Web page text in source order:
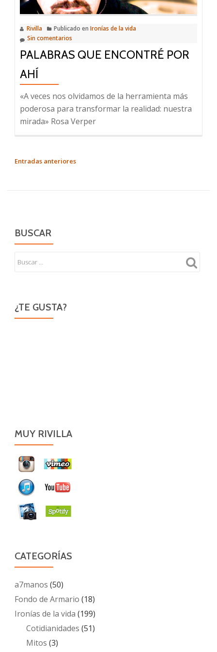
Rivilla Publicado en Ironías de la vida
Sin comentarios
PALABRAS QUE ENCONTRÉ POR
AHÍ
«A veces nos olvidamos de la herramienta más
poderosa para transformar la realidad: nuestra
mirada» Rosa Verper
NAVEGACIÓN
Entradas anteriores
BUSCAR
¿TE GUSTA?
MUY RIVILLA
CATEGORÍAS
a7manos (50)
Fondo de Armario (18)
Ironías de la vida (199)
Cotidianidades (51)
Mitos (3)